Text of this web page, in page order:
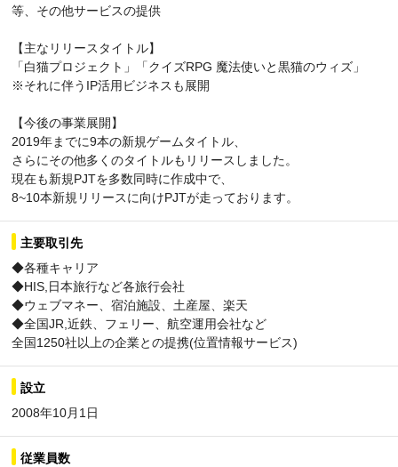
等、その他サービスの提供
【主なリリースタイトル】
「白猫プロジェクト」「クイズRPG 魔法使いと黒猫のウィズ」
※それに伴うIP活用ビジネスも展開
【今後の事業展開】
2019年までに9本の新規ゲームタイトル、
さらにその他多くのタイトルもリリースしました。
現在も新規PJTを多数同時に作成中で、
8~10本新規リリースに向けPJTが走っております。
主要取引先
◆各種キャリア
◆HIS,日本旅行など各旅行会社
◆ウェブマネー、宿泊施設、土産屋、楽天
◆全国JR,近鉄、フェリー、航空運用会社など
全国1250社以上の企業との提携(位置情報サービス)
設立
2008年10月1日
従業員数